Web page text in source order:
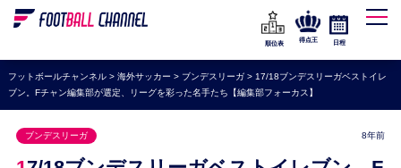
WEリーグ
海外サッカー
プレミアリーグ
ラ・リーガ
セリエA
順位表
得点王 日程
フットボールチャンネル> 海外サッカー > ブンデスリーガ> 17/18ブンデスリーガベストイレ
ブン。Fチャン編集部が選定、リーグを彩った名手たち【編集部フォーカス】
ブンデスリーガ 8年前